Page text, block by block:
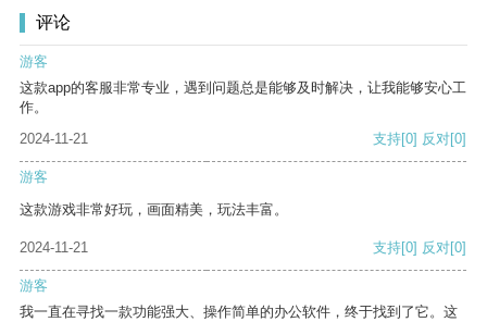
评论
游客
这款app的客服非常专业，遇到问题总是能够及时解决，让我能够安心工
作。
2024-11-21
支持[0] 反对[0]
游客
这款游戏非常好玩，画面精美，玩法丰富。
2024-11-21 支持[0] 反对[0]
游客
我一直在寻找一款功能强大、操作简单的办公软件，终于找到了它。这